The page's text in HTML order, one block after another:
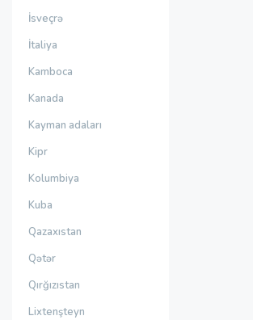
İsveçrə
İtaliya
Kamboca
Kanada
Kayman adaları
Kipr
Kolumbiya
Kuba
Qazaxıstan
Qətər
Qırğızıstan
Lixtenşteyn